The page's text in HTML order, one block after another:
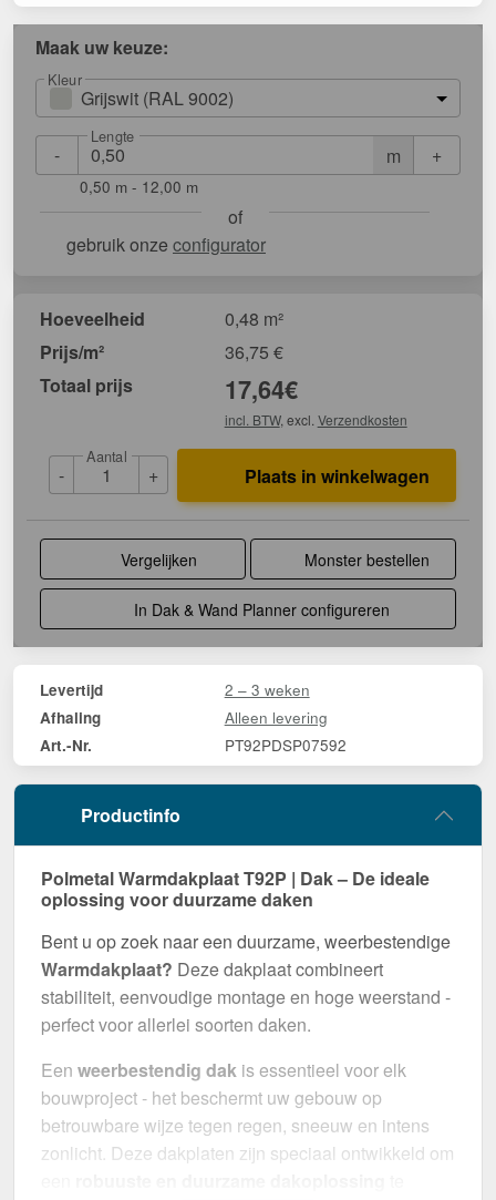
Maak uw keuze:
Kleur
Grijswit (RAL 9002)
- m
Lengte
+
0,50 m - 12,00 m
of
gebruik onze configurator
Hoeveelheid
0,48 m²
Prijs/m²
36,75 €
Totaal prijs
17,64€
incl. BTW, excl. Verzendkosten
-
Aantal
+ Plaats in winkelwagen
Vergelijken Monster bestellen
In Dak & Wand Planner configureren
Levertijd 2 – 3 weken
Afhaling Alleen levering
Art.-Nr. PT92PDSP07592
Productinfo
Polmetal Warmdakplaat T92P | Dak – De ideale
oplossing voor duurzame daken
Bent u op zoek naar een duurzame, weerbestendige
Warmdakplaat? Deze dakplaat combineert
stabiliteit, eenvoudige montage en hoge weerstand -
perfect voor allerlei soorten daken.
Een weerbestendig dak is essentieel voor elk
bouwproject - het beschermt uw gebouw op
betrouwbare wijze tegen regen, sneeuw en intens
zonlicht. Deze dakplaten zijn speciaal ontwikkeld om